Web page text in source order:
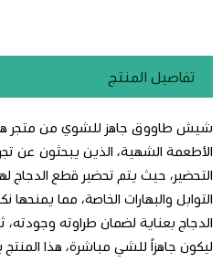
تفاصيل المنتج
شيش طاووق جاهز للشوي من متجر
الأطعمة الشهية، الذين يبحثون عن
التحضير، حيث يتم تحضير قطع الدجاج
التوابل والبهارات الخاصة، مما يمنحها
الدجاج بعناية لضمان طراوته
ليكون جاهزاً للشي مباشرة، هذا المنتج